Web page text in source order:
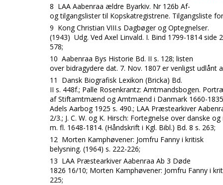
8 LAA Aabenraa ældre Byarkiv. Nr 126b Af-
og tilgangslister til Kopskatregistrene. Tilgangsliste
9 Kong Christian VIII.s Dagbøger og Optegnelser.
(1943) Udg. Ved Axel Linvald. I. Bind 1799-1814 side
578;
10 Aabenraa Bys Historie Bd. II s. 128; listen
over bidragydere dat. 7. Nov. 1807 er venligst udlånt
11
Dansk Biografisk Lexikon (Bricka) Bd.
II s. 448f.; Palle Rosenkrantz: Amtmandsbogen.
af Stiftamtmænd og Amtmænd i Danmark 1660-
Adels Aarbog 1925 s. 490.; LAA Præstearkiver
2/3.; J. C. W. og K. Hirsch: Fortegnelse over danske
m. fl. 1648-1814. (Håndskrift i Kgl. Bibl.) Bd. 8 s. 263;
12 Morten Kamphøvener: Jomfru Fanny i kritisk
belysning. (1964) s. 222-226;
13 LAA Præstearkiver Aabenraa Ab 3 Døde
1826 16/10; Morten Kamphøvener: Jomfru Fanny i
225;